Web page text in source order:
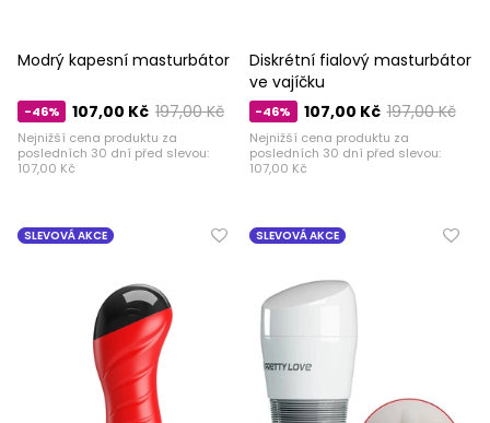
Modrý kapesní masturbátor
-46% 197,00 Kč
107,00 Kč
Nejnižší cena produktu za
posledních 30 dní před slevou:
107,00 Kč
Diskrétní fialový masturbátor
ve vajíčku
-46% 197,00 Kč
107,00 Kč
Nejnižší cena produktu za
posledních 30 dní před slevou:
107,00 Kč
SLEVOVÁ AKCE SLEVOVÁ AKCE